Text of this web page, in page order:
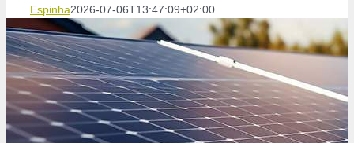
Espinha2026-07-06T13:47:09+02:00